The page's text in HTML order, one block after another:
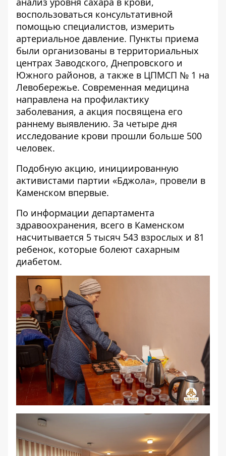
воспользоваться консультативной
помощью специалистов, измерить
артериальное давление. Пункты приема
были организованы в территориальных
центрах Заводского, Днепровского и
Южного районов, а также в ЦПМСП № 1 на
Левобережье. Современная медицина
направлена на профилактику
заболевания, а акция посвящена его
раннему выявлению. За четыре дня
исследование крови прошли больше 500
человек.
Подобную акцию, инициированную
активистами партии «Бджола», провели в
Каменском впервые.
По информации департамента
здравоохранения, всего в Каменском
насчитывается 5 тысяч 543 взрослых и 81
ребенок, которые болеют сахарным
диабетом.